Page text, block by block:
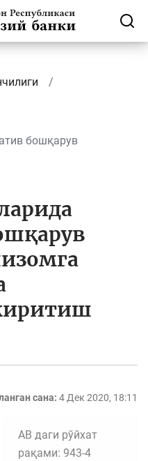
бошқарув
сана: 4 Дек 2020, 18:11
АВ даги рўйхат
рақами: 943-4